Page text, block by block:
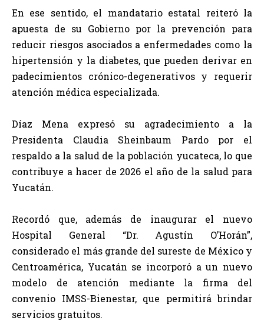
En ese sentido, el mandatario estatal reiteró la
apuesta de su Gobierno por la prevención para
reducir riesgos asociados a enfermedades como la
hipertensión y la diabetes, que pueden derivar en
padecimientos crónico-degenerativos y requerir
atención médica especializada.
Díaz Mena expresó su agradecimiento a la
Presidenta Claudia Sheinbaum Pardo por el
respaldo a la salud de la población yucateca, lo que
contribuye a hacer de 2026 el año de la salud para
Yucatán.
Recordó que, además de inaugurar el nuevo
Hospital General “Dr. Agustín O’Horán”,
considerado el más grande del sureste de México y
Centroamérica, Yucatán se incorporó a un nuevo
modelo de atención mediante la firma del
convenio IMSS-Bienestar, que permitirá brindar
servicios gratuitos.